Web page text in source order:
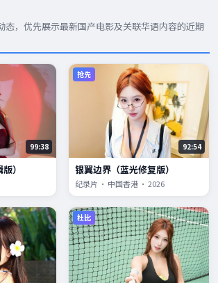
态，优先展示最新国产电影及关联华语内容的近期
99:38
）
抢先
92:54
银翼边界（蓝光修复版）
纪录片 · 中国香港 · 2026
杜比